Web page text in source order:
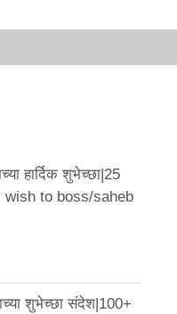
हार्दिक शुभेच्छा|25
wish to boss/saheb
शुभेच्छा संदेश|100+